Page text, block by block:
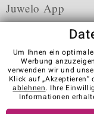
Juwelo App
Karriere AGB
Visit
Um Ihnen ein
Werbung
verwenden wir und
Klick auf
ablehnen. Ihre
Informationen